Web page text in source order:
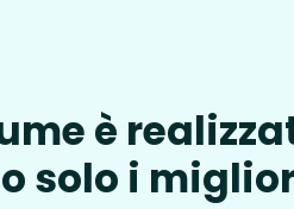
è
solo i